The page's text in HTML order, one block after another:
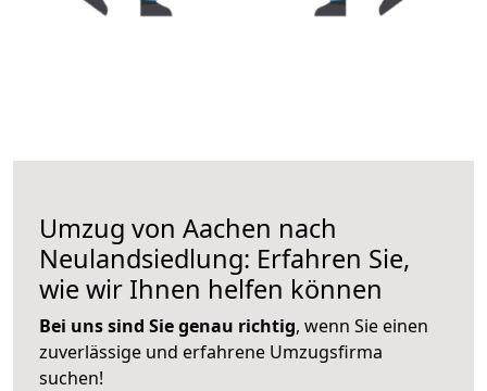
Umzug von Aachen nach
Neulandsiedlung: Erfahren Sie,
wie wir Ihnen helfen können
Bei uns sind Sie genau richtig, wenn Sie einen
zuverlässige und erfahrene Umzugsfirma
suchen!